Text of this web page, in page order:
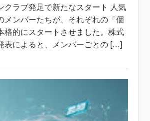
クラブ発足で新たなスタート 人気
メンバーたちが、それぞれの「個
格的にスタートさせました。株式
表によると、メンバーごとの […]